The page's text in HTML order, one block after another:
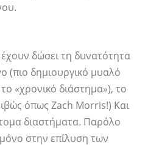
δώσει τη δυνατότητα
(πιο δημιουργικό μυαλό
«χρονικό διάστημα»), το
όπως Zach Morris!) Και
διαστήματα. Παρόλο
στην επίλυση των